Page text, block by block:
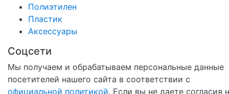
Полиэтилен
Пластик
Аксессуары
Соцсети
Мы получаем и обрабатываем персональные данные
посетителей нашего сайта в соответствии с
официальной политикой. Если вы не даете согласия